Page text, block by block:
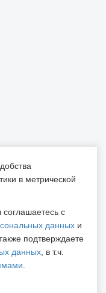
данных
собираемых
в метрической
с
данных и
также подтверждаете
данных , в т.ч.